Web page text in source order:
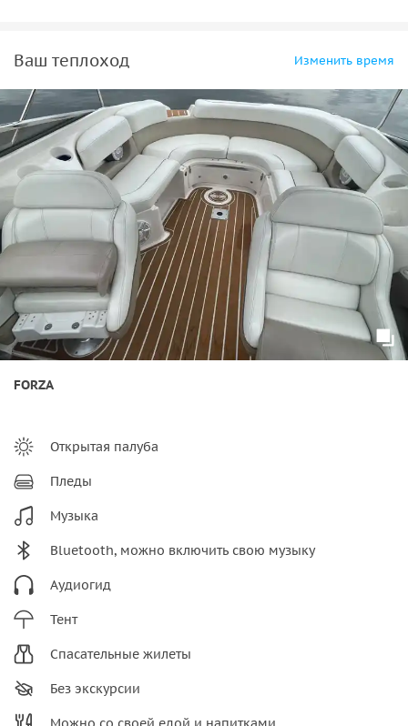
Ваш теплоход Изменить время
FORZA
Открытая палуба
Пледы
Музыка
Bluetooth, можно включить свою музыку
Аудиогид
Тент
Спасательные жилеты
Без экскурсии